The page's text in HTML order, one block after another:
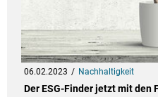
06.02.2023 Nachhaltigkeit
Der ESG-Finder jetzt mit den